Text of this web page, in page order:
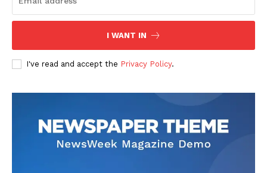
I WANT IN
I've read and accept the Privacy Policy.